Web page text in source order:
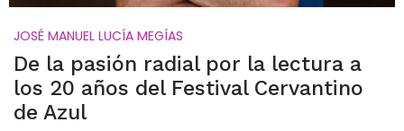
JOSÉ MANUEL LUCÍA MEGÍAS
De la pasión radial por la lectura a
los 20 años del Festival Cervantino
de Azul